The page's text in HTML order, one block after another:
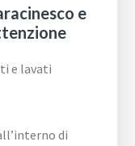
e
e lavati
di